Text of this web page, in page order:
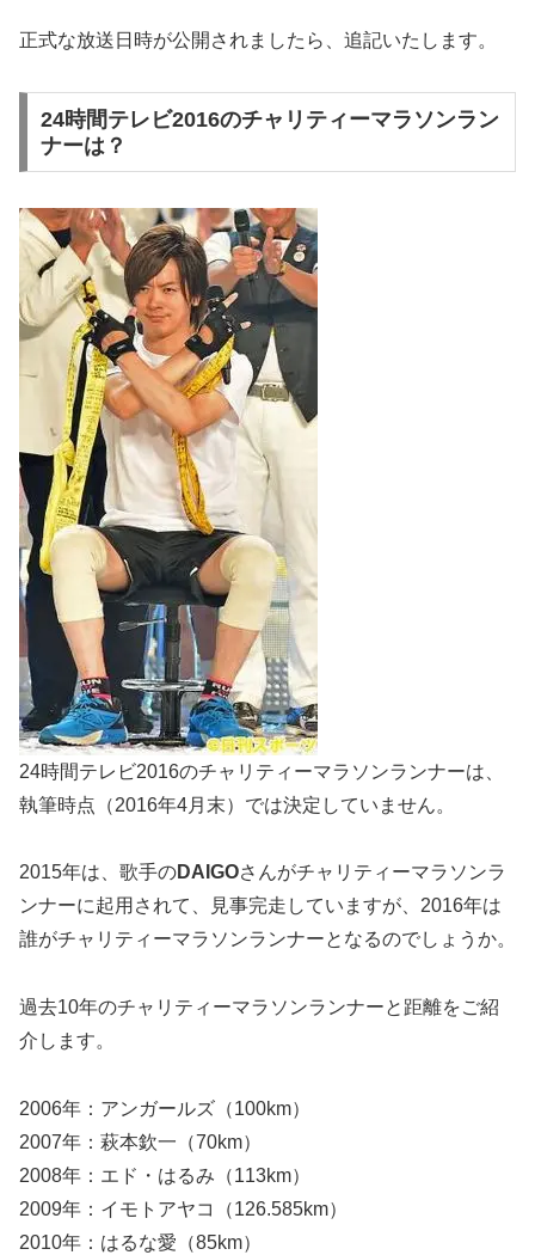
正式な放送日時が公開されましたら、追記いたします。
24時間テレビ2016のチャリティーマラソンラン
ナーは？
24時間テレビ2016のチャリティーマラソンランナーは、
執筆時点（2016年4月末）では決定していません。
2015年は、歌手のDAIGOさんがチャリティーマラソンラ
ンナーに起用されて、見事完走していますが、2016年は
誰がチャリティーマラソンランナーとなるのでしょうか。
過去10年のチャリティーマラソンランナーと距離をご紹
介します。
2006年：アンガールズ（100km）
2007年：萩本欽一（70km）
2008年：エド・はるみ（113km）
2009年：イモトアヤコ（126.585km）
2010年：はるな愛（85km）